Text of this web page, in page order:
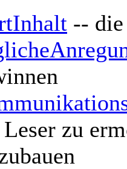
-- die
Leser zu